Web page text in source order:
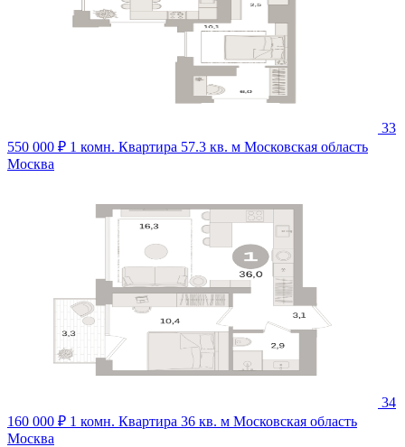
33
550 000 ₽ 1 комн. Квартира 57.3 кв. м Московская область
Москва
34
160 000 ₽ 1 комн. Квартира 36 кв. м Московская область
Москва